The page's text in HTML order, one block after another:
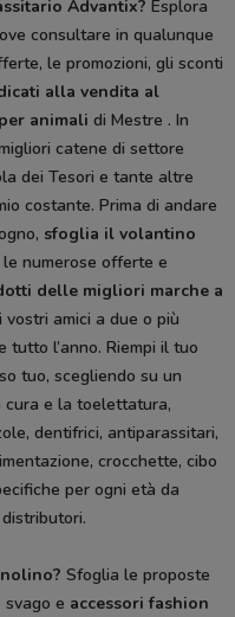
Advantix? Esplora
consultare in qualunque
le promozioni, gli sconti
alla vendita al
animali di Mestre . In
catene di settore
dei Tesori e tante altre
costante. Prima di andare
sfoglia il volantino
numerose offerte e
delle migliori marche a
amici a due o più
l’anno. Riempi il tuo
tuo, scegliendo su un
cura e la toelettatura,
dentifrici, antiparassitari,
crocchette, cibo
per ogni età da
Sfoglia le proposte
e accessori fashion